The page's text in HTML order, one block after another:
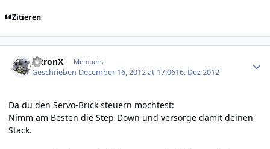
Zitieren
AuronX Members
Geschrieben December 16, 2012 at 17:0616. Dez 2012
Da du den Servo-Brick steuern möchtest:
Nimm am Besten die Step-Down und versorge damit deinen
Stack.